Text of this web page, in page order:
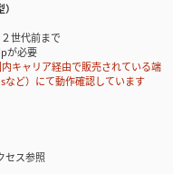
世代前まで
が必要
キャリア経由で販売されている端
など）にて動作確認しています
セス参照